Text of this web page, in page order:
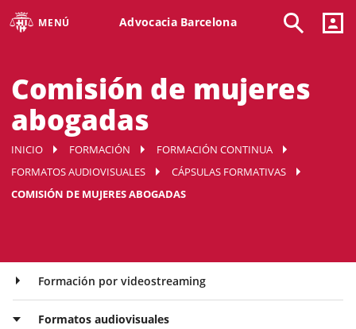
MENÚ Advocacia Barcelona
Comisión de mujeres
abogadas
INICIO FORMACIÓN
FORMACIÓN CONTINUA
FORMATOS AUDIOVISUALES
CÁPSULAS FORMATIVAS
COMISIÓN DE MUJERES ABOGADAS
Formación por videostreaming
Formatos audiovisuales